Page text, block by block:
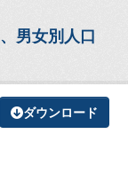
男女別人口
ダウンロード